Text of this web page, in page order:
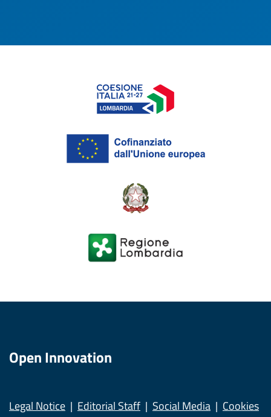
Open Innovation
Legal Notice Editorial Staff Social Media Cookies